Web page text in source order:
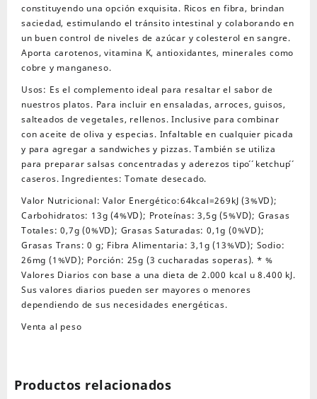
constituyendo una opción exquisita. Ricos en fibra, brindan
saciedad, estimulando el tránsito intestinal y colaborando en
un buen control de niveles de azúcar y colesterol en sangre.
Aporta carotenos, vitamina K, antioxidantes, minerales como
cobre y manganeso.
Usos: Es el complemento ideal para resaltar el sabor de
nuestros platos. Para incluir en ensaladas, arroces, guisos,
salteados de vegetales, rellenos. Inclusive para combinar
con aceite de oliva y especias. Infaltable en cualquier picada
y para agregar a sandwiches y pizzas. También se utiliza
para preparar salsas concentradas y aderezos tipo ́ ́ketchup ́ ́
caseros. Ingredientes: Tomate desecado.
Valor Nutricional: Valor Energético:64kcal=269kJ (3%VD);
Carbohidratos: 13g (4%VD); Proteínas: 3,5g (5%VD); Grasas
Totales: 0,7g (0%VD); Grasas Saturadas: 0,1g (0%VD);
Grasas Trans: 0 g; Fibra Alimentaria: 3,1g (13%VD); Sodio:
26mg (1%VD); Porción: 25g (3 cucharadas soperas). * %
Valores Diarios con base a una dieta de 2.000 kcal u 8.400 kJ.
Sus valores diarios pueden ser mayores o menores
dependiendo de sus necesidades energéticas.
Venta al peso
Productos relacionados